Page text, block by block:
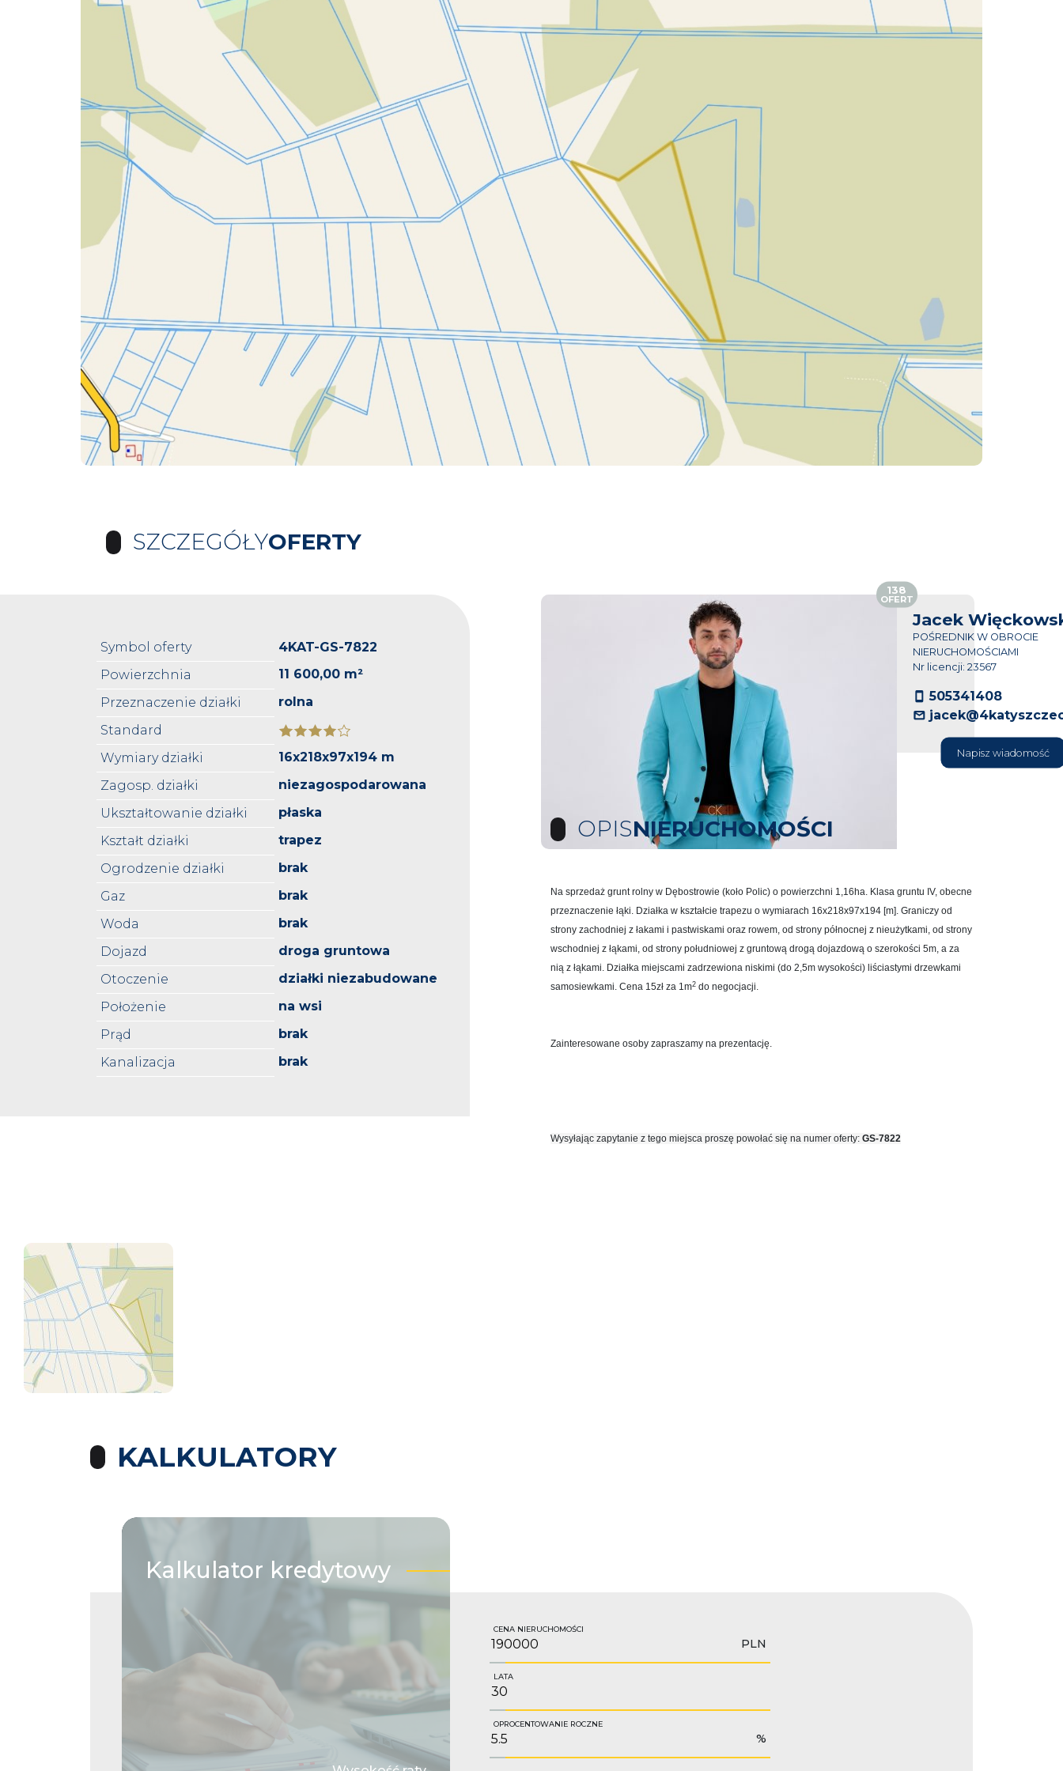
SZCZEGÓŁYOFERTY
Symbol oferty
4KAT-GS-7822
Powierzchnia
11 600,00 m²
Przeznaczenie działki
rolna
Standard
Wymiary działki
16x218x97x194 m
Zagosp. działki
niezagospodarowana
Ukształtowanie działki
płaska
Kształt działki
trapez
Ogrodzenie działki
brak
Gaz
brak
Woda
brak
Dojazd
droga gruntowa
Otoczenie
działki niezabudowane
Położenie
na wsi
Prąd
brak
Kanalizacja
brak
Jacek
POŚREDNIK W OBROCIE
NIERUCHOMOŚCIAMI
Nr licencji: 23567
505341408
Napisz wiadomość
138
OFERT
OPISNIERUCHOMOŚCI
Na sprzedaż grunt rolny w Dębostrowie (koło Polic) o powierzchni 1,16ha. Klasa gruntu IV, obecne
przeznaczenie łąki. Działka w kształcie trapezu o wymiarach 16x218x97x194 [m]. Graniczy od
strony zachodniej z łakami i pastwiskami oraz rowem, od strony północnej z nieużytkami, od strony
wschodniej z łąkami, od strony południowej z gruntową drogą dojazdową o szerokości 5m, a za
nią z łąkami. Działka miejscami zadrzewiona niskimi (do 2,5m wysokości) liściastymi drzewkami
samosiewkami. Cena 15zł za 1m2do negocjacji.
Zainteresowane osoby zapraszamy na prezentację.
Wysyłając zapytanie z tego miejsca proszę powołać się na numer oferty: GS-7822
KALKULATORY
Kalkulator kredytowy
CENA NIERUCHOMOŚCI
PLN
LATA
OPROCENTOWANIE ROCZNE
%